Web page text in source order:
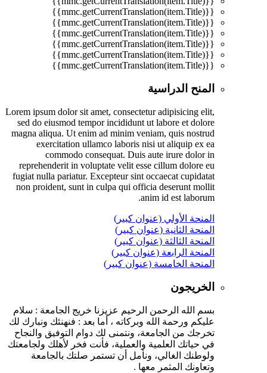
{{mmc.getCurrentTranslation(item.Title)}}
{{mmc.getCurrentTranslation(item.Title)}}
{{mmc.getCurrentTranslation(item.Title)}}
{{mmc.getCurrentTranslation(item.Title)}}
{{mmc.getCurrentTranslation(item.Title)}}
{{mmc.getCurrentTranslation(item.Title)}}
المنح الدراسية
Lorem ipsum dolor sit amet, consectetur adipisicing elit,
sed do eiusmod tempor incididunt ut labore et dolore
magna aliqua. Ut enim ad minim veniam, quis nostrud
exercitation ullamco laboris nisi ut aliquip ex ea
commodo consequat. Duis aute irure dolor in
reprehenderit in voluptate velit esse cillum dolore eu
fugiat nulla pariatur. Excepteur sint occaecat cupidatat
non proident, sunt in culpa qui officia deserunt mollit
anim id est laborum.
المنحة الأولي (عنوان كبير)
المنحة الثانية (عنوان كبير)
المنحة الثالثة (عنوان كبير)
المنحة الرابعة (عنوان كبير)
المنحة الخامسة (عنوان كبير)
الخريجون
بسم الله الرحمن الرحيم عزيزنا خريج الجامعة : سلام
عليكم ورحمة الله وبركاته ، أما بعد : فنهنئك ونبارك لك
تخرجك من الجامعة، ونتمنى لك دوام التوفيق والنجاح
في حياتك العلمية والعملية، فأنت فخر لأهلك ولجامعتك
ولوطنك الغالي، ونأمل أن تستمر صلتك بالجامعة
وتعاونك المثمر معها .